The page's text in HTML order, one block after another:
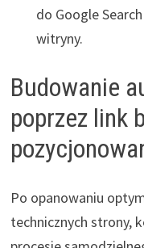
do Google
witryny.
Budowanie
poprzez link
Po opanowaniu
technicznych strony,